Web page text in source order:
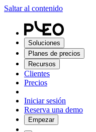
Saltar al contenido
Soluciones
Planes de precios
Recursos
Clientes
Precios
Iniciar sesión
Reserva una demo
Empezar